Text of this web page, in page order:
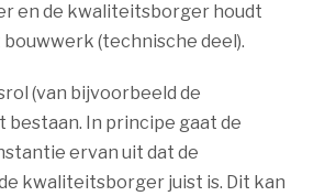
en de kwaliteitsborger houdt
(technische deel).
(van bijvoorbeeld de
bestaan. In principe gaat de
ervan uit dat de
kwaliteitsborger juist is. Dit kan